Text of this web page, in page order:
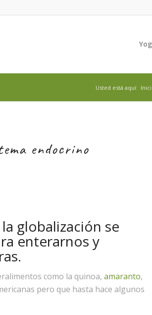
Usted está aquí:
endocrino
globalización se
enterarnos y
como la quinoa, amaranto,
pero que hasta hace algunos